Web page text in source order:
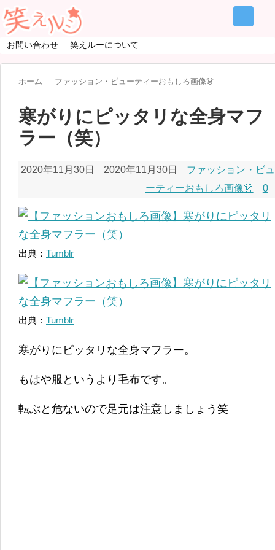
お問い合わせ 笑えルーについて
ホーム ファッション・ビューティーおもしろ画像👗
寒がりにピッタリな全身マフ
ラー（笑）
2020年11月30日 2020年11月30日
ファッション・ビュ
ーティーおもしろ画像👗
0
出典： Tumblr
出典： Tumblr
寒がりにピッタリな全身マフラー。
もはや服というより毛布です。
転ぶと危ないので足元は注意しましょう笑